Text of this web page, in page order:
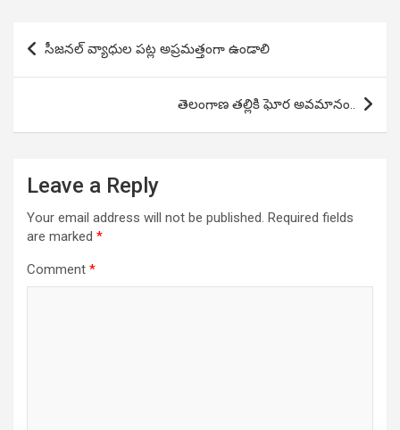
Post
navigation
సీజనల్ వ్యాధుల పట్ల అప్రమత్తంగా ఉండాలి
తెలంగాణ తల్లికి ఘోర అవమానం..
Leave a Reply
Your email address will not be published. Required fields
are marked *
Comment *